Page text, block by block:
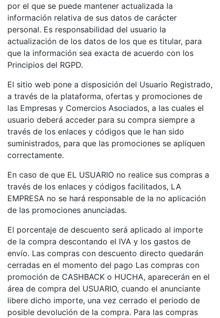
por el que se puede mantener actualizada la
información relativa de sus datos de carácter
personal. Es responsabilidad del usuario la
actualización de los datos de los que es titular, para
que la información sea exacta de acuerdo con los
Principios del RGPD.
El sitio web pone a disposición del Usuario Registrado,
a través de la plataforma, ofertas y promociones de
las Empresas y Comercios Asociados, a las cuales el
usuario deberá acceder para su compra siempre a
través de los enlaces y códigos que le han sido
suministrados, para que las promociones se apliquen
correctamente.
En caso de que EL USUARIO no realice sus compras a
través de los enlaces y códigos facilitados, LA
EMPRESA no se hará responsable de la no aplicación
de las promociones anunciadas.
El porcentaje de descuento será aplicado al importe
de la compra descontando el IVA y los gastos de
envío. Las compras con descuento directo quedarán
cerradas en el momento del pago Las compras con
promoción de CASHBACK o HUCHA, aparecerán en el
área de compra del USUARIO, cuando el anunciante
libere dicho importe, una vez cerrado el periodo de
posible devolución de la compra. Para las compras